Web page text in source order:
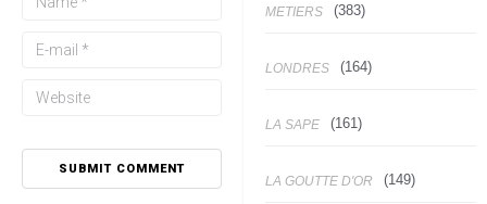
METIERS (383)
LONDRES (164)
LA SAPE (161)
LA GOUTTE D'OR (149)